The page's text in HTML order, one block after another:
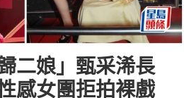
二娘」甄采浠長
感女團拒拍裸戲